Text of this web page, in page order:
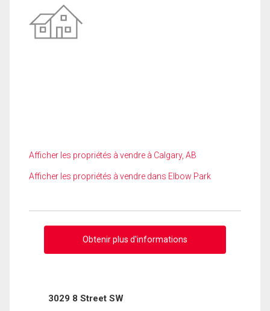
Afficher les propriétés à vendre à Calgary, AB
Afficher les propriétés à vendre dans Elbow Park
Obtenir plus d'informations
3029 8 Street SW